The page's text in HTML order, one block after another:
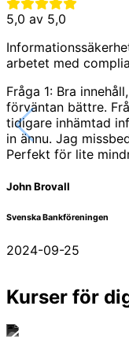
5,0 av 5,0
arbetet med
Fråga 1: Bra
förväntan bättre.
tidigare inhämtad
in ännu. Jag
Perfekt för lite
John Brovall
Svenska Bankföreningen
2024-09-25
Kurser för